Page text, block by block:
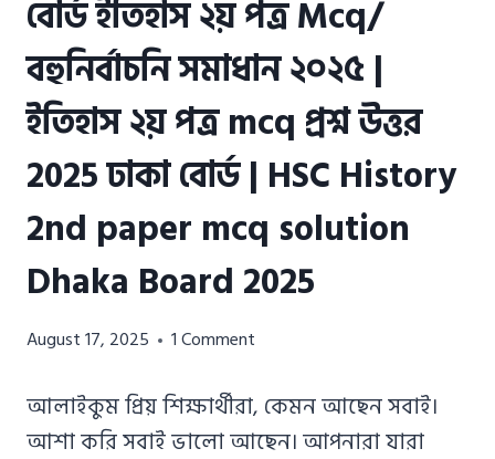
বোর্ড ইতিহাস ২য় পত্র Mcq/
বহুনির্বাচনি সমাধান ২০২৫ |
ইতিহাস ২য় পত্র mcq প্রশ্ন উত্তর
2025 ঢাকা বোর্ড | HSC History
2nd paper mcq solution
Dhaka Board 2025
Azizul
Azizul
Haque
August 17, 2025 1 Comment
আলাইকুম প্রিয় শিক্ষার্থীরা, কেমন আছেন সবাই।
আশা করি সবাই ভালো আছেন। আপনারা যারা